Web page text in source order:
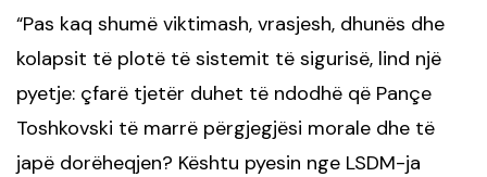
“Pas kaq shumë viktimash, vrasjesh, dhunës dhe
kolapsit të plotë të sistemit të sigurisë, lind një
pyetje: çfarë tjetër duhet të ndodhë që Pançe
Toshkovski të marrë përgjegjësi morale dhe të
japë dorëheqjen? Kështu pyesin nge LSDM-ja